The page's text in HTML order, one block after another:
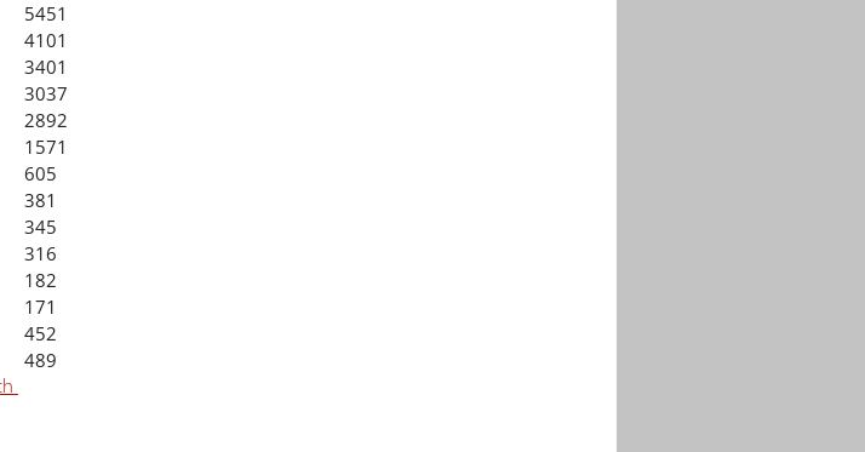
5451
4101
3401
3037
2892
1571
605
381
345
316
182
171
452
489